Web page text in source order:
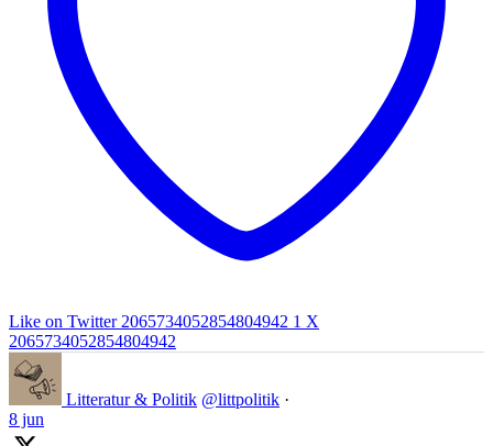
Like on Twitter 2065734052854804942 1 X
2065734052854804942
Litteratur & Politik @littpolitik ·
8 jun